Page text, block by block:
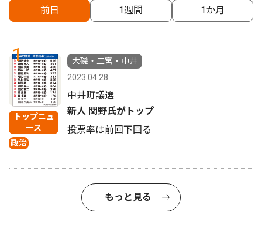
前日 1週間 1か月
1
トップニュ
ース
政治
大磯・二宮・中井
2023.04.28
中井町議選
新人 関野氏がトップ
投票率は前回下回る
もっと見る